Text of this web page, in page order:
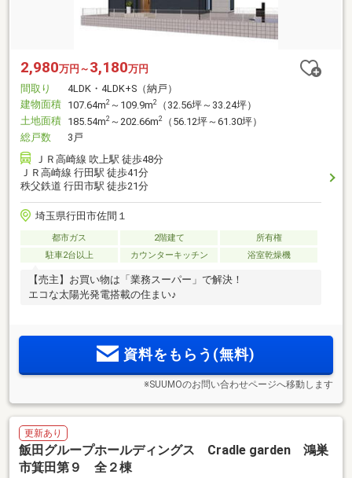
2,980万円～ 3,180万円
間取り
4LDK・4LDK+S（納戸）
建物面積 107.64m2 ～109.9m2
（32.56坪～33.24坪）
土地面積 185.54m2 ～202.66m2
（56.12坪～61.30坪）
総戸数
3戸
ＪＲ高崎線 吹上駅 徒歩48分
ＪＲ高崎線 行田駅 徒歩41分
秩父鉄道 行田市駅 徒歩21分
埼玉県行田市佐間１
都市ガス 2階建て
所有権
駐車2台以上
カウンターキッチン 浴室乾燥機
【売主】お買い物は「業務スーパー」で解決！
エコな太陽光発電搭載の住まい♪
資料をもらう(無料)
※SUUMOのお問い合わせページへ移動します
更新あり
飯田グループホールディングス Cradle garden 鴻巣
市箕田第９ 全２棟